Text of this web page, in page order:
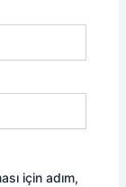
için adım,